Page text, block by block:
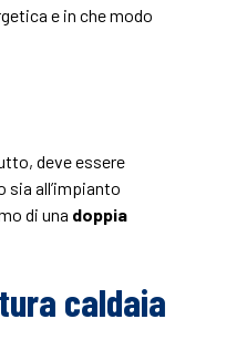
e in che modo
deve essere
all’impianto
di una doppia
caldaia